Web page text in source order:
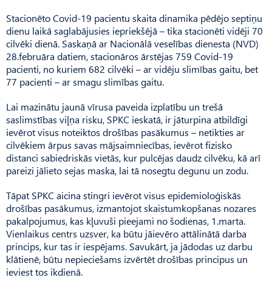
Stacionēto Covid-19 pacientu skaita dinamika pēdējo septiņu
dienu laikā saglabājusies iepriekšējā – tika stacionēti vidēji 70
cilvēki dienā. Saskaņā ar Nacionālā veselības dienesta (NVD)
28.februāra datiem, stacionāros ārstējas 759 Covid-19
pacienti, no kuriem 682 cilvēki – ar vidēju slimības gaitu, bet
77 pacienti – ar smagu slimības gaitu.
Lai mazinātu jaunā vīrusa paveida izplatību un trešā
saslimstības viļņa risku, SPKC ieskatā, ir jāturpina atbildīgi
ievērot visus noteiktos drošības pasākumus – netikties ar
cilvēkiem ārpus savas mājsaimniecības, ievērot fizisko
distanci sabiedriskās vietās, kur pulcējas daudz cilvēku, kā arī
pareizi jālieto sejas maska, lai tā nosegtu degunu un zodu.
Tāpat SPKC aicina stingri ievērot visus epidemioloģiskās
drošības pasākumus, izmantojot skaistumkopšanas nozares
pakalpojumus, kas kļuvuši pieejami no šodienas, 1.marta.
Vienlaikus centrs uzsver, ka būtu jāievēro attālinātā darba
princips, kur tas ir iespējams. Savukārt, ja jādodas uz darbu
klātienē, būtu nepieciešams izvērtēt drošības principus un
ieviest tos ikdienā.